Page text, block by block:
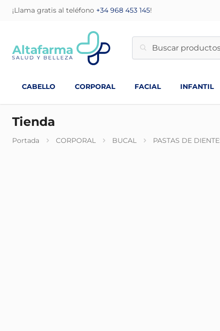
¡Llama gratis al teléfono +34 968 453 145!
CABELLO CORPORAL FACIAL INFANTIL
Tienda
Portada CORPORAL BUCAL PASTAS DE